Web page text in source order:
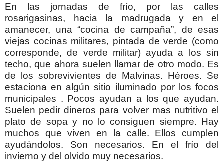
En las jornadas de frío, por las calles
rosarigasinas, hacia la madrugada y en el
amanecer, una “cocina de campaña”, de esas
viejas cocinas militares, pintada de verde (como
corresponde, de verde militar) ayuda a los sin
techo, que ahora suelen llamar de otro modo. Es
de los sobrevivientes de Malvinas. Héroes. Se
estaciona en algún sitio iluminado por los focos
municipales . Pocos ayudan a los que ayudan.
Suelen pedir dineros para volver mas nutritivo el
plato de sopa y no lo consiguen siempre. Hay
muchos que viven en la calle. Ellos cumplen
ayudándolos. Son necesarios. En el frío del
invierno y del olvido muy necesarios.